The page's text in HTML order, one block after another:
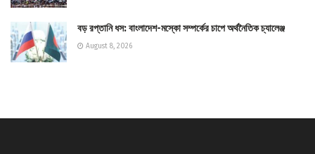
বড় রপ্তানি ধস: বাংলাদেশ-মস্কো সম্পর্কের চাপে অর্থনৈতিক চ্যালেঞ্জ
August 8, 2026